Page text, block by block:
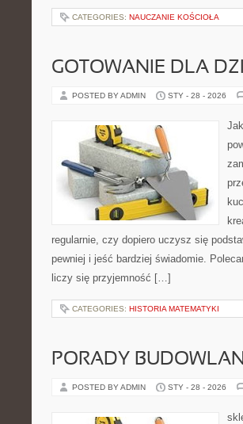
CATEGORIES: NAUCZANIE KOŚCIOŁA
GOTOWANIE DLA
POSTED BY ADMIN STY - 28 - 2026
regularnie, czy dopiero uczysz się
pewniej i jeść bardziej świadomie.
liczy się przyjemność […]
CATEGORIES: HISTORIA MATEMATYKI
PORADY
POSTED BY ADMIN STY - 28 - 2026